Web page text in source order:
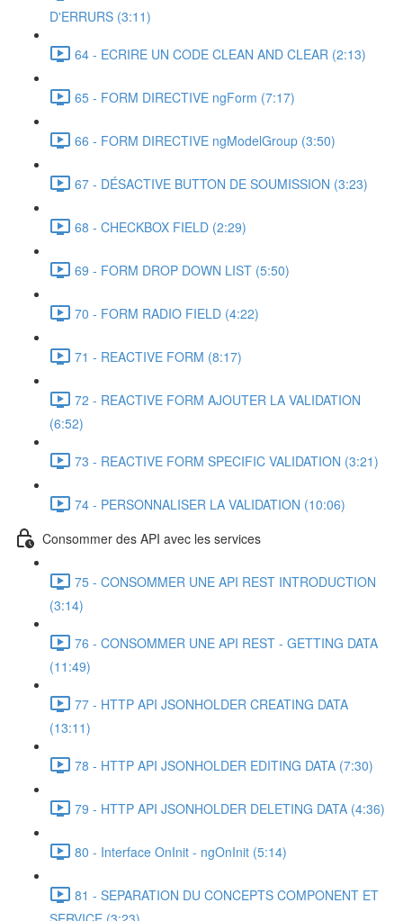
D'ERRURS (3:11)
64 - ECRIRE UN CODE CLEAN AND CLEAR (2:13)
65 - FORM DIRECTIVE ngForm (7:17)
66 - FORM DIRECTIVE ngModelGroup (3:50)
67 - DÉSACTIVE BUTTON DE SOUMISSION (3:23)
68 - CHECKBOX FIELD (2:29)
69 - FORM DROP DOWN LIST (5:50)
70 - FORM RADIO FIELD (4:22)
71 - REACTIVE FORM (8:17)
72 - REACTIVE FORM AJOUTER LA VALIDATION
(6:52)
73 - REACTIVE FORM SPECIFIC VALIDATION (3:21)
74 - PERSONNALISER LA VALIDATION (10:06)
Consommer des API avec les services
75 - CONSOMMER UNE API REST INTRODUCTION
(3:14)
76 - CONSOMMER UNE API REST - GETTING DATA
(11:49)
77 - HTTP API JSONHOLDER CREATING DATA
(13:11)
78 - HTTP API JSONHOLDER EDITING DATA (7:30)
79 - HTTP API JSONHOLDER DELETING DATA (4:36)
80 - Interface OnInit - ngOnInit (5:14)
81 - SEPARATION DU CONCEPTS COMPONENT ET